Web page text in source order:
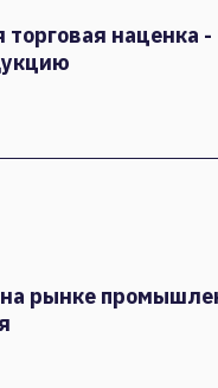
наценка
рынке